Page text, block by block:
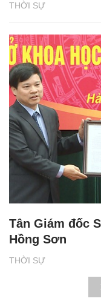
THỜI SỰ
THỜI SỰ
Tân Giám đốc
Hồng Sơn